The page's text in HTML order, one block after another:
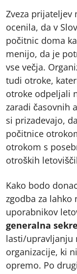
Zveza prijateljev
ocenila, da v
počitnic doma
menijo, da je
vse večja.
tudi otroke,
otroke odpeljali
zaradi časovnih
si prizadevajo,
počitnice
otrokom s
otroških
Kako bodo
zgodba za lahko
uporabnikov
generalna
lasti/upravljanju
organizacije, ki
opremo. Po